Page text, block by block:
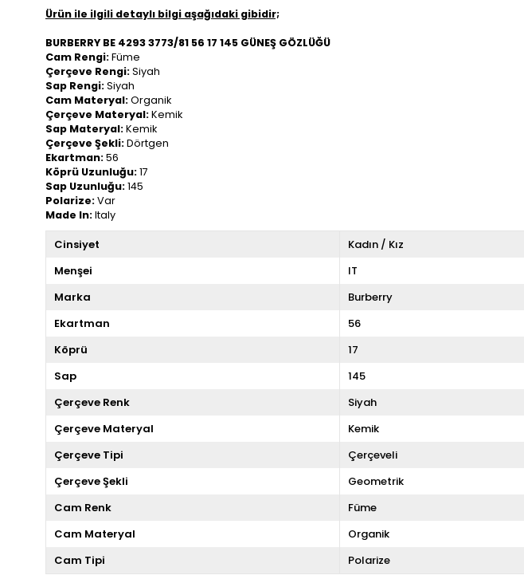
Ürün ile ilgili detaylı bilgi aşağıdaki gibidir;
BURBERRY BE 4293 3773/81 56 17 145 GÜNEŞ GÖZLÜĞÜ
Cam Rengi:Füme
Çerçeve Rengi:Siyah
Sap Rengi:Siyah
Cam Materyal:Organik
Çerçeve Materyal:Kemik
Sap Materyal:Kemik
Çerçeve Şekli:Dörtgen
Ekartman:56
Köprü Uzunluğu:17
Sap Uzunluğu:145
Polarize:Var
Made In:Italy
Cinsiyet
Kadın / Kız
Menşei
IT
Marka
Burberry
Ekartman
56
Köprü
17
Sap
145
Çerçeve Renk
Siyah
Çerçeve Materyal
Kemik
Çerçeve Tipi
Çerçeveli
Çerçeve Şekli
Geometrik
Cam Renk
Füme
Cam Materyal
Organik
Cam Tipi
Polarize